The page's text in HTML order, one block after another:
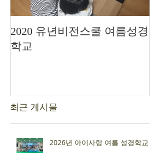
2020 유년비전스쿨 여름성경
학교
최근 게시물
2026년 아이사랑 여름 성경학교